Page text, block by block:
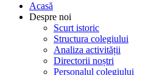
Acasă
Despre noi
Scurt istoric
Structura colegiului
Analiza activității
Directorii noștri
Personalul colegiului